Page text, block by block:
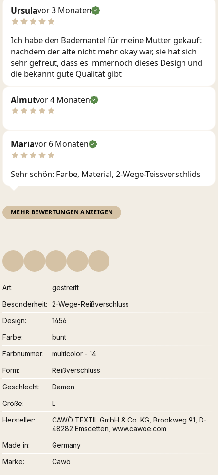
Ursulavor 3 Monaten
Ich habe den Bademantel für meine Mutter gekauft
nachdem der alte nicht mehr okay war, sie hat sich
sehr gefreut, dass es immernoch dieses Design und
die bekannt gute Qualität gibt
Almutvor 4 Monaten
Mariavor 6 Monaten
Sehr schön: Farbe, Material, 2-Wege-Teissverschlids
MEHR BEWERTUNGEN ANZEIGEN
Art
gestreift
Besonderheit
2-Wege-Reißverschluss
Design
1456
Farbe
bunt
Farbnummer
multicolor - 14
Form
Reißverschluss
Geschlecht
Damen
Größe
L
Hersteller
CAWÖ TEXTIL GmbH & Co. KG, Brookweg 91, D-
48282 Emsdetten, www.cawoe.com
Made in
Germany
Marke
Cawö